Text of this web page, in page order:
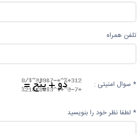
تلفن همراه
* سوال امنیتی :
* لطفا نظر خود را بنویسید